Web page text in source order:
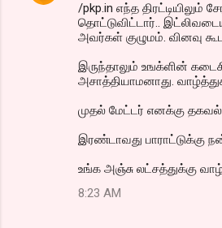
/pkp.in எந்த திரட்டியிலும்
தொட்டுவிட்டார்..
அவர்கள் குழுமம். வினவு
இருந்தாலும் உஙக்ளின்
அசாத்தியாமனாது.
முதல் மேட்டர் எனக்கு
இரண்டாவது பாராட்டுக்கு
உங்க அஞ்சு லட்சத்துக்கு
8:23 AM